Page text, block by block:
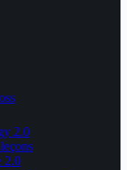
2.0
2.0